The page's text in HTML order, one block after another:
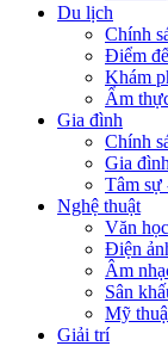
Du lịch
Chính
Điểm
Khám
Ẩm
Gia đình
Chính
Gia
Tâm sự
Nghệ thuật
Văn học
Điện
Âm
Sân
Mỹ
Giải trí